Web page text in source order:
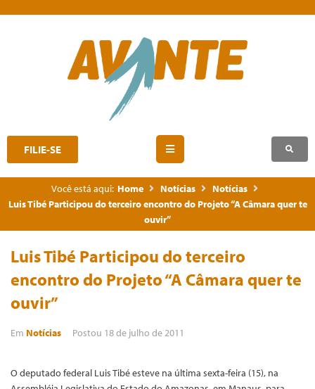
FILIE-SE
Você está aqui: Home Notícias
Notícias
Luis Tibé Participou do terceiro encontro do Projeto “A Câmara quer te
ouvir”
Luis Tibé Participou do terceiro
encontro do Projeto “A Câmara quer te
ouvir”
Em Notícias Postou 18 de julho de 2011
O deputado federal Luis Tibé esteve na última sexta-feira (15), na